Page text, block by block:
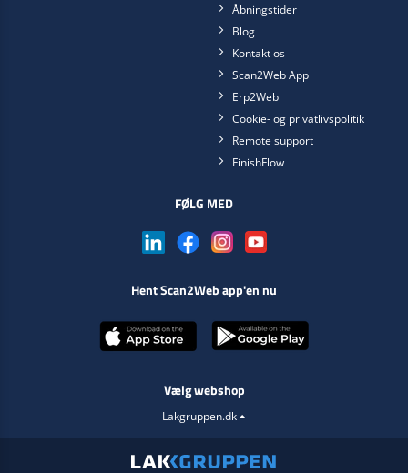
Åbningstider
Blog
Kontakt os
Scan2Web App
Erp2Web
Cookie- og privatlivspolitik
Remote support
FinishFlow
FØLG MED
Hent Scan2Web app'en nu
Vælg webshop
Lakgruppen.dk